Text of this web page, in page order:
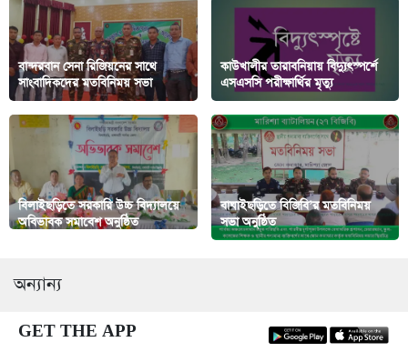
বান্দরবান সেনা রিজিয়নের সাথে
সাংবাদিকদের মতবিনিময় সভা
কাউখালীর তারাবনিয়ায় বিদ্যুৎস্পর্শে
এসএসসি পরীক্ষার্থির মৃত্যু
বিলাইছড়িতে সরকারি উচ্চ বিদ্যালয়ে
অবিভাবক সমাবেশ অনুষ্ঠিত
বাঘাইছড়িতে বিজিবি’র মতবিনিময়
সভা অনুষ্ঠিত
অন্যান্য
GET THE APP